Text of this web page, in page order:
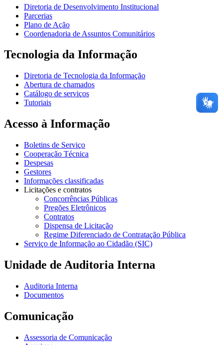
Diretoria de Desenvolvimento Institucional
Parcerias
Plano de Ação
Coordenadoria de Assuntos Comunitários
Tecnologia da Informação
Diretoria de Tecnologia da Informação
Abertura de chamados
Catálogo de serviços
Tutoriais
Acesso à Informação
Boletins de Serviço
Cooperação Técnica
Despesas
Gestores
Informações classificadas
Licitações e contratos
Concorrências Públicas
Pregões Eletrônicos
Contratos
Dispensa de Licitação
Regime Diferenciado de Contratação Pública
Serviço de Informação ao Cidadão (SIC)
Unidade de Auditoria Interna
Auditoria Interna
Documentos
Comunicação
Assessoria de Comunicação